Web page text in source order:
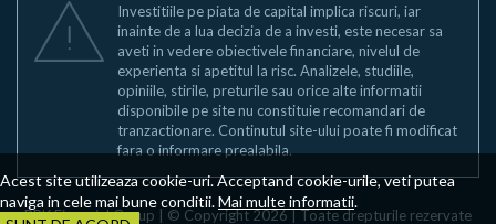
Investitiile pe piata de capital implica riscuri, iar
inainte de a lua decizia de a investi, este necesar sa
aveti in vedere obiectivele financiare, nivelul de
experienta si apetitul la risc. Analizele, studiile,
opiniile, stirile, preturile sau orice alte informatii
disponibile pe site nu constituie recomandari de
tranzactionare. Continutul site-ului poate fi modificat
fara o informare prealabila.
BRK Financial Group | © Copyright 2026 | Toate drepturile rezervate
Acest site utilizeaza cookie-uri. Acceptand cookie-urile, veti putea
naviga in cele mai bune conditii.Mai multe informatii.